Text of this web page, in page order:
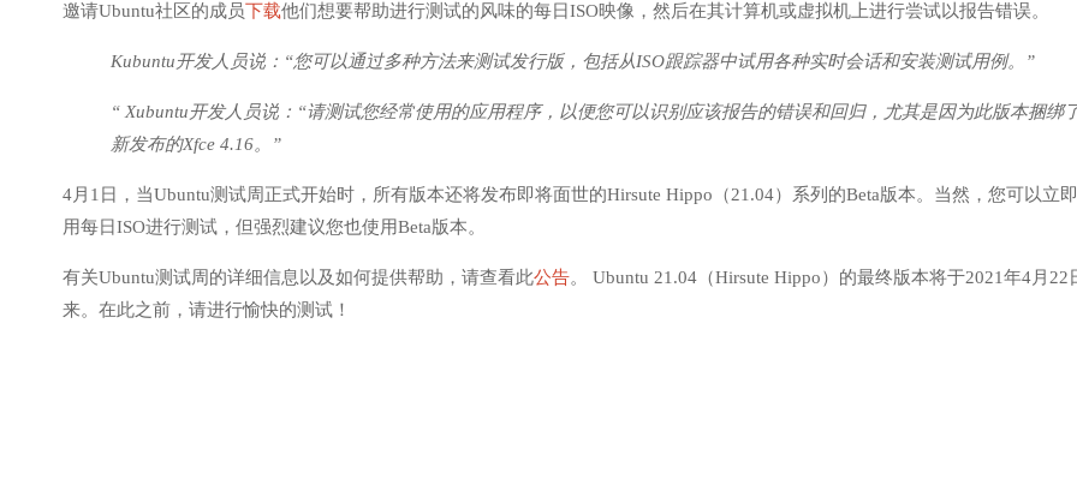
邀请Ubuntu社区的成员下载他们想要帮助进行测试的风味的每日ISO映像，然后在其计算机或虚拟机上进行尝试以报告错误。
Kubuntu开发人员说：“您可以通过多种方法来测试发行版，包括从ISO跟踪器中试用各种实时会话和安装测试用例。”
“ Xubuntu开发人员说：“请测试您经常使用的应用程序，以便您可以识别应该报告的错误和回归，尤其是因为此版本捆绑
新发布的Xfce 4.16。”
4月1日，当Ubuntu测试周正式开始时，所有版本还将发布即将面世的Hirsute Hippo（21.04）系列的Beta版本。当然，您可以立
用每日ISO进行测试，但强烈建议您也使用Beta版本。
有关Ubuntu测试周的详细信息以及如何提供帮助，请查看此公告。 Ubuntu 21.04（Hirsute Hippo）的最终版本将于2021年4月22
来。在此之前，请进行愉快的测试！